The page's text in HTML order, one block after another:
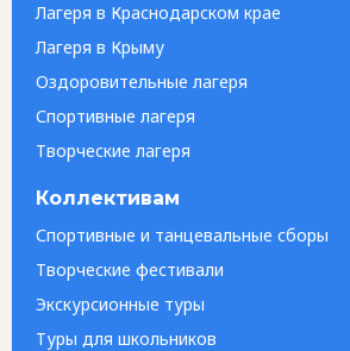
Лагеря в Краснодарском крае
Лагеря в Крыму
Оздоровительные лагеря
Спортивные лагеря
Творческие лагеря
Коллективам
Спортивные и танцевальные сборы
Творческие фестивали
Экскурсионные туры
Туры для школьников